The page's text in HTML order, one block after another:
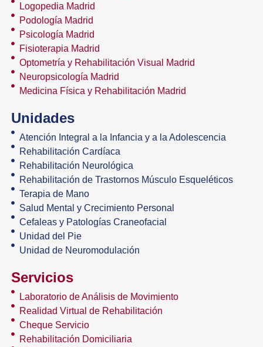
Logopedia Madrid
Podología Madrid
Psicología Madrid
Fisioterapia Madrid
Optometría y Rehabilitación Visual Madrid
Neuropsicología Madrid
Medicina Física y Rehabilitación Madrid
Unidades
Atención Integral a la Infancia y a la Adolescencia
Rehabilitación Cardíaca
Rehabilitación Neurológica
Rehabilitación de Trastornos Músculo Esqueléticos
Terapia de Mano
Salud Mental y Crecimiento Personal
Cefaleas y Patologías Craneofacial
Unidad del Pie
Unidad de Neuromodulación
Servicios
Laboratorio de Análisis de Movimiento
Realidad Virtual de Rehabilitación
Cheque Servicio
Rehabilitación Domiciliaria